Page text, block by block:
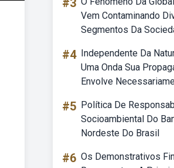
#3
Vem Contaminando
Segmentos Da
#4 Independente Da
Uma Onda Sua
Envolve
#5 Política De
Socioambiental Do
Nordeste Do Brasil
#6 Os Demonstrativos